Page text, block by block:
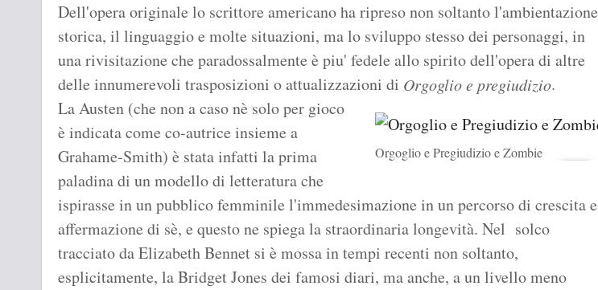
Dell'opera originale lo scrittore americano ha ripreso non soltanto l'ambientazione
storica, il linguaggio e molte situazioni, ma lo sviluppo stesso dei personaggi, in
una rivisitazione che paradossalmente è piu' fedele allo spirito dell'opera di altre
delle innumerevoli trasposizioni o attualizzazioni di Orgoglio e pregiudizio.
Orgoglio e Pregiudizio e Zombie
La Austen (che non a caso nè solo per gioco
è indicata come co-autrice insieme a
Grahame-Smith) è stata infatti la prima
paladina di un modello di letteratura che
ispirasse in un pubblico femminile l'immedesimazione in un percorso di crescita e
affermazione di sè, e questo ne spiega la straordinaria longevità. Nel solco
tracciato da Elizabeth Bennet si è mossa in tempi recenti non soltanto,
esplicitamente, la Bridget Jones dei famosi diari, ma anche, a un livello meno